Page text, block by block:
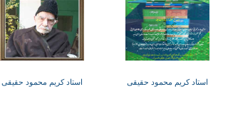
استاد کریم محمود حقیقی استاد کریم محمود حقیقی